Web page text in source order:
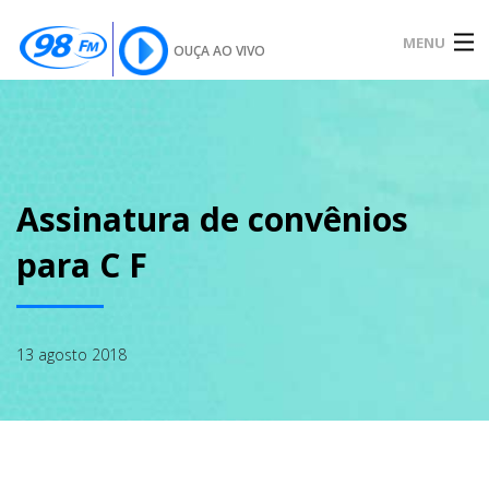
OUÇA AO VIVO MENU
SOBRE
NOTÍCIAS
PODCAST
Assinatura de convênios
para C F
13 agosto 2018